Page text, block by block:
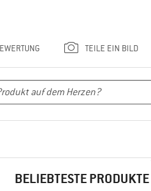
TEILE EIN BILD
BELIEBTESTE